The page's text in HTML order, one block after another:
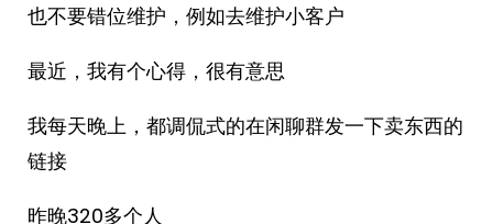
也不要错位维护，例如去维护小客户
最近，我有个心得，很有意思
我每天晚上，都调侃式的在闲聊群发一下卖东西的
链接
昨晚320多个人